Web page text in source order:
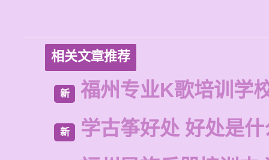
相关文章推荐
新 福州专业K歌培训学
新
学古筝好处 好处是什